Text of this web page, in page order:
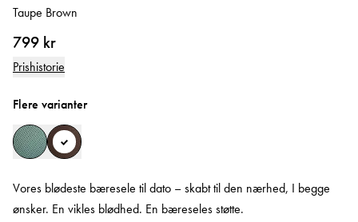
Taupe Brown
799 kr
Prishistorie
Flere varianter
Vores blødeste bæresele til dato – skabt til den nærhed, I begge
ønsker. En vikles blødhed. En bæreseles støtte.